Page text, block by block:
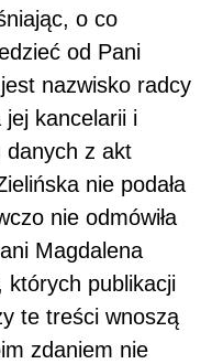
o co
od Pani
nazwisko radcy
kancelarii i
danych z akt
nie podała
nie odmówiła
Magdalena
których publikacji
te treści wnoszą
zdaniem nie